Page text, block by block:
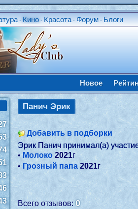
•Кино • Красота •Форум • Блоги
Новое
Панич Эрик
Добавить в подборки
Эрик Панич принимал(а)
•Молоко 2021г
• Грозный папа 2021г
Всего отзывов:0